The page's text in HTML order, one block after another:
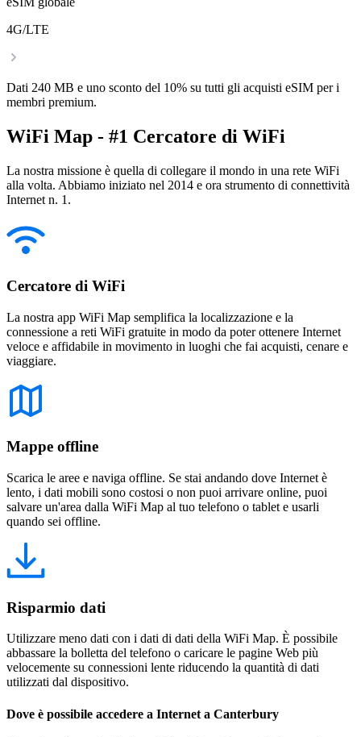
4G/LTE
Dati 240 MB e uno sconto del 10% su tutti gli acquisti eSIM per i
membri premium.
WiFi Map - #1 Cercatore di WiFi
La nostra missione è quella di collegare il mondo in una rete WiFi
alla volta. Abbiamo iniziato nel 2014 e ora strumento di connettività
Internet n. 1.
Cercatore di WiFi
La nostra app WiFi Map semplifica la localizzazione e la
connessione a reti WiFi gratuite in modo da poter ottenere Internet
veloce e affidabile in movimento in luoghi che fai acquisti, cenare e
viaggiare.
Mappe offline
Scarica le aree e naviga offline. Se stai andando dove Internet è
lento, i dati mobili sono costosi o non puoi arrivare online, puoi
salvare un'area dalla WiFi Map al tuo telefono o tablet e usarli
quando sei offline.
Risparmio dati
Utilizzare meno dati con i dati di dati della WiFi Map. È possibile
abbassare la bolletta del telefono o caricare le pagine Web più
velocemente su connessioni lente riducendo la quantità di dati
utilizzati dal dispositivo.
Dove è possibile accedere a Internet a Canterbury